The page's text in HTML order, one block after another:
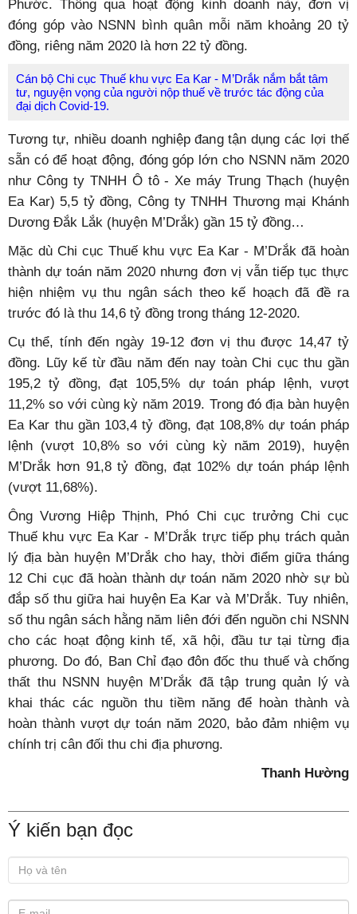
Phước. Thông qua hoạt động kinh doanh này, đơn vị
đóng góp vào NSNN bình quân mỗi năm khoảng 20 tỷ
đồng, riêng năm 2020 là hơn 22 tỷ đồng.
Cán bộ Chi cục Thuế khu vực Ea Kar - M’Drắk nắm bắt tâm
tư, nguyện vọng của người nộp thuế về trước tác động của
đại dịch Covid-19.
Tương tự, nhiều doanh nghiệp đang tận dụng các lợi thế
sẵn có để hoạt động, đóng góp lớn cho NSNN năm 2020
như Công ty TNHH Ô tô - Xe máy Trung Thạch (huyện
Ea Kar) 5,5 tỷ đồng, Công ty TNHH Thương mại Khánh
Dương Đắk Lắk (huyện M’Drắk) gần 15 tỷ đồng…
Mặc dù Chi cục Thuế khu vực Ea Kar - M’Drắk đã hoàn
thành dự toán năm 2020 nhưng đơn vị vẫn tiếp tục thực
hiện nhiệm vụ thu ngân sách theo kế hoạch đã đề ra
trước đó là thu 14,6 tỷ đồng trong tháng 12-2020.
Cụ thể, tính đến ngày 19-12 đơn vị thu được 14,47 tỷ
đồng. Lũy kế từ đầu năm đến nay toàn Chi cục thu gần
195,2 tỷ đồng, đạt 105,5% dự toán pháp lệnh, vượt
11,2% so với cùng kỳ năm 2019. Trong đó địa bàn huyện
Ea Kar thu gần 103,4 tỷ đồng, đạt 108,8% dự toán pháp
lệnh (vượt 10,8% so với cùng kỳ năm 2019), huyện
M’Drắk hơn 91,8 tỷ đồng, đạt 102% dự toán pháp lệnh
(vượt 11,68%).
Ông Vương Hiệp Thịnh, Phó Chi cục trưởng Chi cục
Thuế khu vực Ea Kar - M’Drắk trực tiếp phụ trách quản
lý địa bàn huyện M’Drắk cho hay, thời điểm giữa tháng
12 Chi cục đã hoàn thành dự toán năm 2020 nhờ sự bù
đắp số thu giữa hai huyện Ea Kar và M’Drắk. Tuy nhiên,
số thu ngân sách hằng năm liên đới đến nguồn chi NSNN
cho các hoạt động kinh tế, xã hội, đầu tư tại từng địa
phương. Do đó, Ban Chỉ đạo đôn đốc thu thuế và chống
thất thu NSNN huyện M’Drắk đã tập trung quản lý và
khai thác các nguồn thu tiềm năng để hoàn thành và
hoàn thành vượt dự toán năm 2020, bảo đảm nhiệm vụ
chính trị cân đối thu chi địa phương.
Thanh Hường
Ý kiến bạn đọc